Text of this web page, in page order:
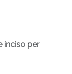
inciso per